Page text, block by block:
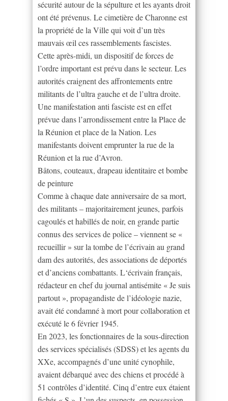
sécurité autour de la sépulture et les ayants droit
ont été prévenus. Le cimetière de Charonne est
la propriété de la Ville qui voit d’un très
mauvais œil ces rassemblements fascistes.
Cette après-midi, un dispositif de forces de
l’ordre important est prévu dans le secteur. Les
autorités craignent des affrontements entre
militants de l’ultra gauche et de l’ultra droite.
Une manifestation anti fasciste est en effet
prévue dans l’arrondissement entre la Place de
la Réunion et place de la Nation. Les
manifestants doivent emprunter la rue de la
Réunion et la rue d’Avron.
Bâtons, couteaux, drapeau identitaire et bombe
de peinture
Comme à chaque date anniversaire de sa mort,
des militants – majoritairement jeunes, parfois
cagoulés et habillés de noir, en grande partie
connus des services de police – viennent se «
recueillir » sur la tombe de l’écrivain au grand
dam des autorités, des associations de déportés
et d’anciens combattants. L‘écrivain français,
rédacteur en chef du journal antisémite « Je suis
partout », propagandiste de l’idéologie nazie,
avait été condamné à mort pour collaboration et
exécuté le 6 février 1945.
En 2023, les fonctionnaires de la sous-direction
des services spécialisés (SDSS) et les agents du
XXe, accompagnés d’une unité cynophile,
avaient débarqué avec des chiens et procédé à
51 contrôles d’identité. Cinq d’entre eux étaient